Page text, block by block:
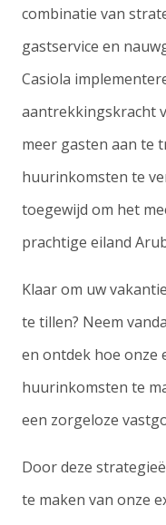
combinatie van
gastservice en
Casiola
aantrekkingskracht
meer gasten aan te
huurinkomsten te
toegewijd om het
prachtige eiland
Klaar om uw
te tillen? Neem
en ontdek hoe onze
huurinkomsten te
een zorgeloze
Door deze
te maken van onze